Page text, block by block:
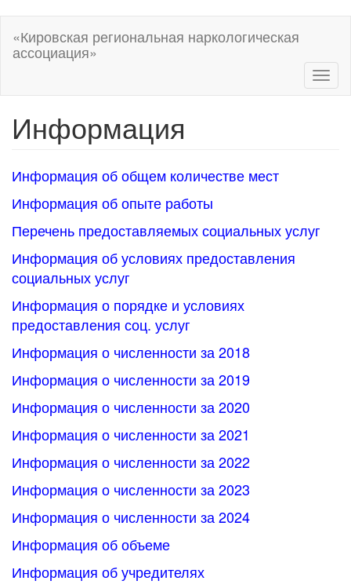
основному
«Кировская региональная наркологическая
ассоциация»
Информация
Информация об общем количестве мест
Информация об опыте работы
Перечень предоставляемых социальных услуг
Информация об условиях предоставления
социальных услуг
Информация о порядке и условиях
предоставления соц. услуг
Информация о численности за 2018
Информация о численности за 2019
Информация о численности за 2020
Информация о численности за 2021
Информация о численности за 2022
Информация о численности за 2023
Информация о численности за 2024
Информация об объеме
Информация об учредителях